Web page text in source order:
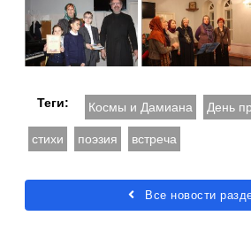
Теги: Космы и Дамиана День
стихи поэзия встреча
Все новости